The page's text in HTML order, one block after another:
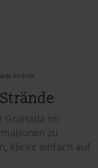
Strände
Granada im
zu
klicke einfach auf